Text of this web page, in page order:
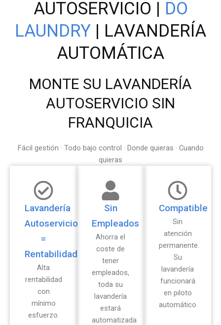
AUTOSERVICIO | DO
LAUNDRY | LAVANDERÍA
AUTOMÁTICA
MONTE SU LAVANDERÍA
AUTOSERVICIO SIN
FRANQUICIA
Fácil gestión · Todo bajo control · Donde quieras · Cuando
quieras
Lavandería
Autoservicio
=
Rentabilidad
Alta
rentabilidad
con
mínimo
esfuerzo.
Sin
Empleados
Ahorra el
coste de
tener
empleados,
toda su
lavandería
estará
automatizada
Compatible
Sin
atención
permanente.
Su
lavandería
funcionará
en piloto
automático